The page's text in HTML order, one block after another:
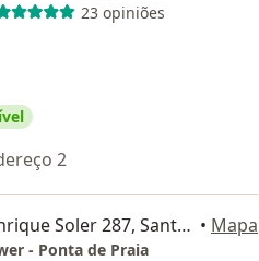
23 opiniões
2
Rua Vereador Henrique Soler 287, Santos • Mapa
- Ponta de Praia